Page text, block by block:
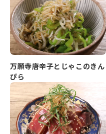
万願寺唐辛子とじゃこのきん
ぴら